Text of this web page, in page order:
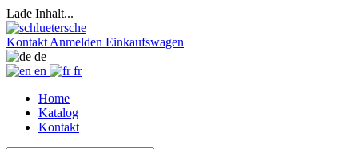
Lade Inhalt...
Kontakt Anmelden Einkaufswagen
de
en
fr
Home
Katalog
Kontakt